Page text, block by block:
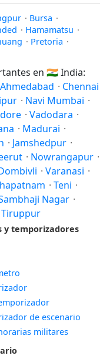
· Bursa ·
· Hamamatsu ·
· Pretoria ·
en 🇮🇳India:
Ahmedabad · Chennai
· Navi Mumbai ·
· Vadodara ·
· Madurai ·
· Jamshedpur ·
· Nowrangapur ·
· Varanasi ·
· Teni ·
Nagar ·
Tiruppur
y temporizadores
de escenario
militares